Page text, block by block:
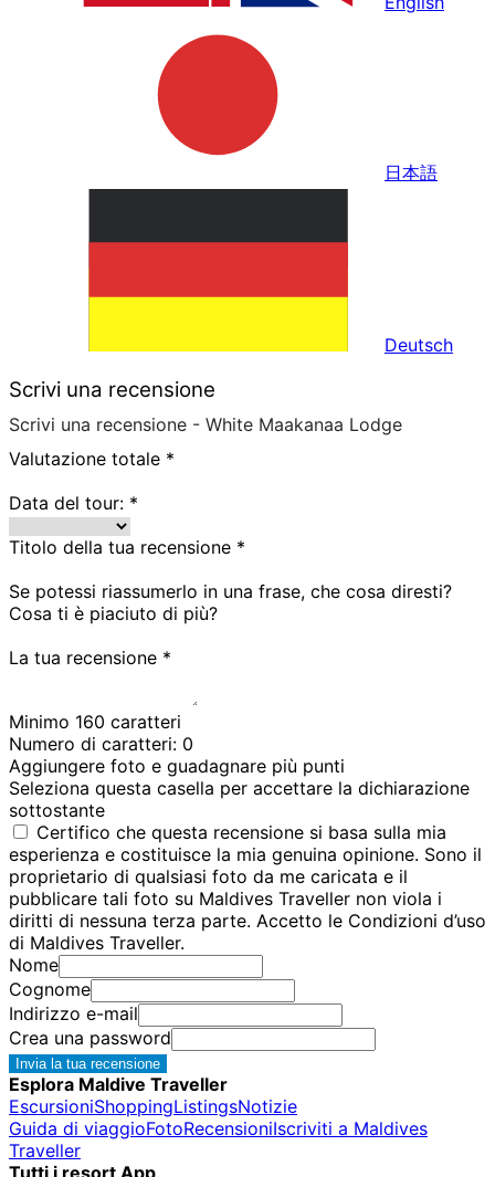
日本語
Deutsch
Scrivi una recensione
Scrivi una recensione - White Maakanaa Lodge
Valutazione totale *
Data del tour: *
Titolo della tua recensione *
Se potessi riassumerlo in una frase, che cosa diresti?
Cosa ti è piaciuto di più?
La tua recensione *
Minimo 160 caratteri
Numero di caratteri: 0
Aggiungere foto e guadagnare più punti
Seleziona questa casella per accettare la dichiarazione
sottostante
Certifico che questa recensione si basa sulla mia
esperienza e costituisce la mia genuina opinione. Sono il
proprietario di qualsiasi foto da me caricata e il
pubblicare tali foto su Maldives Traveller non viola i
diritti di nessuna terza parte. Accetto le Condizioni d’uso
di Maldives Traveller.
Nome
Cognome
Indirizzo e-mail
Crea una password
Invia la tua recensione
Esplora Maldive Traveller
EscursioniShoppingListingsNotizie
Guida di viaggioFotoRecensioniIscriviti a Maldives
Traveller